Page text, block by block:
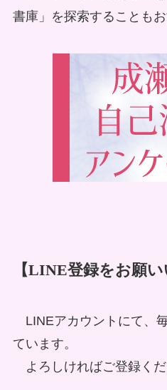
書庫」を探索することもお
【LINE登録をお願い
LINEアカウントにて、
ています。
よろしければご登録くだ